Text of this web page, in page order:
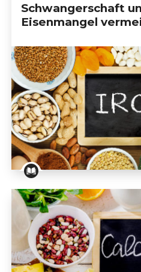
Schwangerschaft
Eisenmangel
Schwangerschaft und